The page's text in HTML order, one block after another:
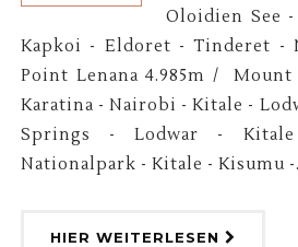
Oloidien See
Kapkoi - Eldoret - Tinderet -
Point Lenana 4.985m / Mount
Karatina - Nairobi - Kitale -
Springs - Lodwar -
Nationalpark - Kitale - Kisumu -
HIER WEITERLESEN